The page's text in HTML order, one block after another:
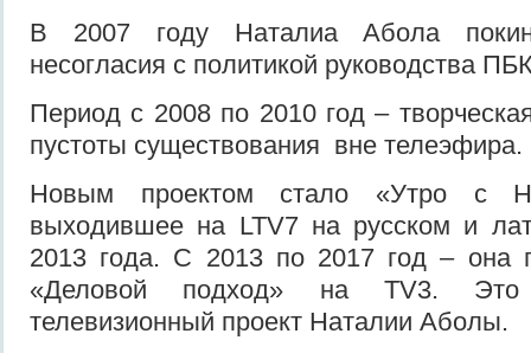
В 2007 году Наталиа Абола
несогласия с политикой руководства
Период с 2008 по 2010 год –
пустоты существования вне телеэфира.
Новым проектом стало «Утро с
выходившее на LTV7 на русском и
2013 года. С 2013 по 2017 год – она
«Деловой подход» на TV3.
телевизионный проект Наталии Аболы.